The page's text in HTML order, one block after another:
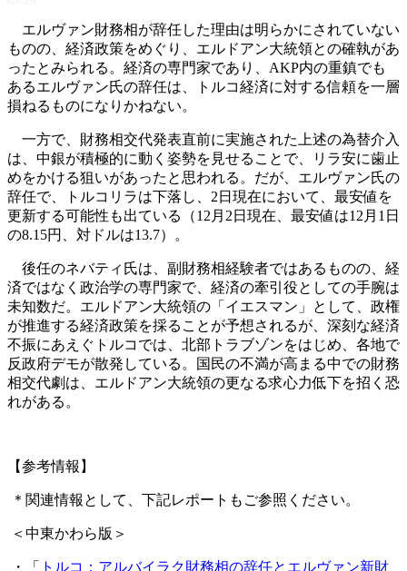
エルヴァン財務相が辞任した理由は明らかにされていない
ものの、経済政策をめぐり、エルドアン大統領との確執があ
ったとみられる。経済の専門家であり、AKP内の重鎮でも
あるエルヴァン氏の辞任は、トルコ経済に対する信頼を一層
損ねるものになりかねない。
一方で、財務相交代発表直前に実施された上述の為替介入
は、中銀が積極的に動く姿勢を見せることで、リラ安に歯止
めをかける狙いがあったと思われる。だが、エルヴァン氏の
辞任で、トルコリラは下落し、2日現在において、最安値を
更新する可能性も出ている（12月2日現在、最安値は12月1日
の8.15円、対ドルは13.7）。
後任のネバティ氏は、副財務相経験者ではあるものの、経
済ではなく政治学の専門家で、経済の牽引役としての手腕は
未知数だ。エルドアン大統領の「イエスマン」として、政権
が推進する経済政策を採ることが予想されるが、深刻な経済
不振にあえぐトルコでは、北部トラブゾンをはじめ、各地で
反政府デモが散発している。国民の不満が高まる中での財務
相交代劇は、エルドアン大統領の更なる求心力低下を招く恐
れがある。
【参考情報】
＊関連情報として、下記レポートもご参照ください。
＜中東かわら版＞
・「 トルコ：アルバイラク財務相の辞任とエルヴァン新財